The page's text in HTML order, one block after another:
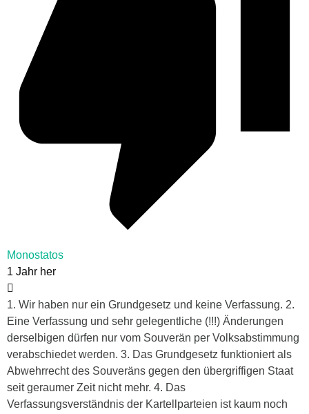
Monostatos
1 Jahr her
1. Wir haben nur ein Grundgesetz und keine Verfassung. 2.
Eine Verfassung und sehr gelegentliche (!!!) Änderungen
derselbigen dürfen nur vom Souverän per Volksabstimmung
verabschiedet werden. 3. Das Grundgesetz funktioniert als
Abwehrrecht des Souveräns gegen den übergriffigen Staat
seit geraumer Zeit nicht mehr. 4. Das
Verfassungsverständnis der Kartellparteien ist kaum noch